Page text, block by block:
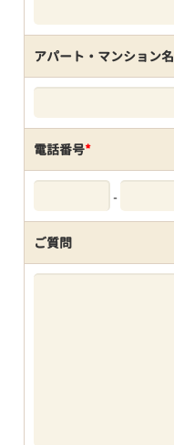
アパート・マンション名
電話番号*
-
ご質問